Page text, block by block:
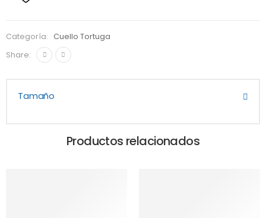
Categoría:
Cuello Tortuga
Share:
Tamaño
Productos relacionados